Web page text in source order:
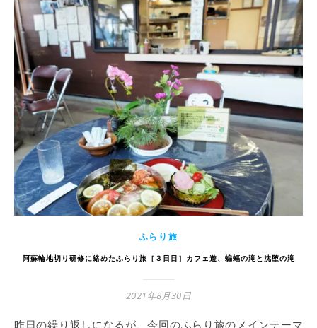
ふらり旅
阿蘇輪地切り研修に絡めたふらり旅［３日目］カフェ遊、蝙蝠の滝と沈堕の滝
2021年8月30日
昨日の繰り返しになるが、今回のふらり旅のメインテーマ